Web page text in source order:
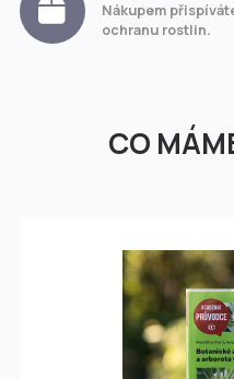
Nákupem
ochranu rostlin.
CO